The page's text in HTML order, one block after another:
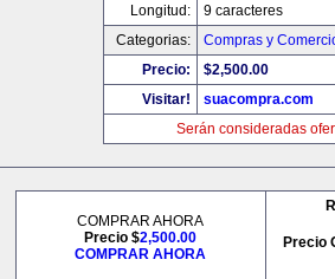
Longitud:
9 caracteres
Categorias:
Compras y
Precio:
$2,500.00
Visitar!
suacompra.com
Serán consideradas
COMPRAR AHORA
Precio $2,500.00
COMPRAR AHORA
Precio